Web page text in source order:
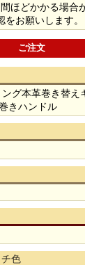
ほどかかる場合
お願いします。
ご注文
グ本革巻き替え
きハンドル
色